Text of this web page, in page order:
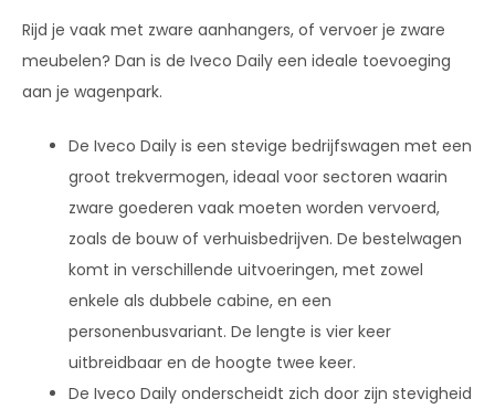
Rijd je vaak met zware aanhangers, of vervoer je zware
meubelen? Dan is de Iveco Daily een ideale toevoeging
aan je wagenpark.
De Iveco Daily is een stevige bedrijfswagen met een
groot trekvermogen, ideaal voor sectoren waarin
zware goederen vaak moeten worden vervoerd,
zoals de bouw of verhuisbedrijven. De bestelwagen
komt in verschillende uitvoeringen, met zowel
enkele als dubbele cabine, en een
personenbusvariant. De lengte is vier keer
uitbreidbaar en de hoogte twee keer.
De Iveco Daily onderscheidt zich door zijn stevigheid